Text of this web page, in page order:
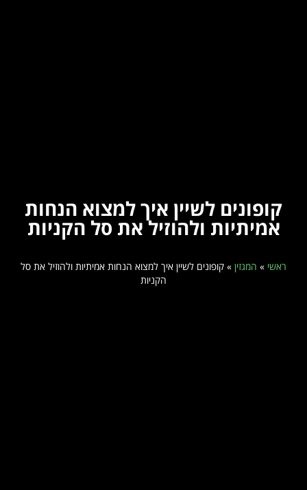
קופונים לשיין איך למצוא הנחות
אמיתיות ולהוזיל את סל הקניות
ראשי » המגזין » קופונים לשיין איך למצוא הנחות אמיתיות ולהוזיל את סל
הקניות